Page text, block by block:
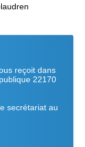
reçoit dans
22170
secrétariat au